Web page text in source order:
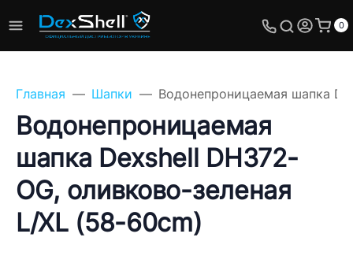
0
Главная Шапки Водонепроницаемая шапка
Водонепроницаемая
шапка Dexshell DH372-
OG, оливково-зеленая
L/XL (58-60cm)
Задайте свой вопрос,
мы обязательно
Имя